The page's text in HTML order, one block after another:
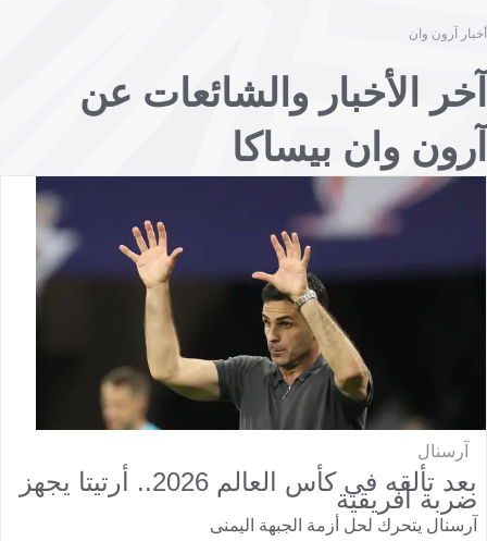
أخبار آرون وان
آخر الأخبار والشائعات عن
آرون وان بيساكا
آرسنال
بعد تألقه في كأس العالم 2026.. أرتيتا يجهز
ضربة أفريقية
آرسنال يتحرك لحل أزمة الجبهة اليمنى